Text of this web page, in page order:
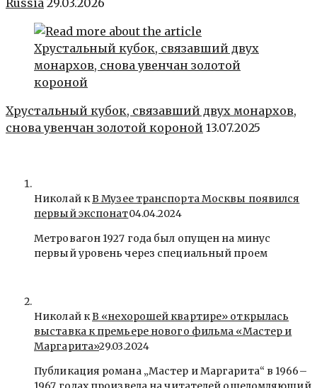
Russia 29.03.2026
Хрустальный кубок, связавший двух монархов,
снова увенчан золотой короной 13.07.2025
Николай кВ Музее транспорта Москвы появился
первый экспонат04.04.2024
Метровагон 1927 года был опущен на минус
первый уровень через специальный проем
Николай кВ «нехорошей квартире» открылась
выставка к премьере нового фильма «Мастер и
Маргарита»29.03.2024
Публикация романа „Мастер и Маргарита“ в 1966–